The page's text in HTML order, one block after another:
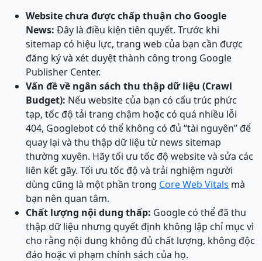
Website chưa được chấp thuận cho Google
News: Đây là điều kiện tiên quyết. Trước khi
sitemap có hiệu lực, trang web của bạn cần được
đăng ký và xét duyệt thành công trong Google
Publisher Center.
Vấn đề về ngân sách thu thập dữ liệu (Crawl
Budget): Nếu website của bạn có cấu trúc phức
tạp, tốc độ tải trang chậm hoặc có quá nhiều lỗi
404, Googlebot có thể không có đủ “tài nguyên” để
quay lại và thu thập dữ liệu từ news sitemap
thường xuyên. Hãy tối ưu tốc độ website và sửa các
liên kết gãy. Tối ưu tốc độ và trải nghiệm người
dùng cũng là một phần trong Core Web Vitals mà
bạn nên quan tâm.
Chất lượng nội dung thấp: Google có thể đã thu
thập dữ liệu nhưng quyết định không lập chỉ mục vì
cho rằng nội dung không đủ chất lượng, không độc
đáo hoặc vi phạm chính sách của họ.